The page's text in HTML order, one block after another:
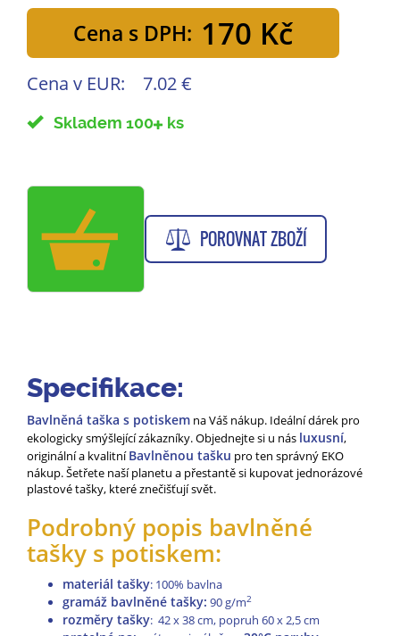
Cena s DPH: 170 Kč
Cena v EUR: 7.02 €
Skladem 100 ks
POROVNAT ZBOŽÍ
Specifikace:
Bavlněná taška s potiskem na Váš nákup. Ideální dárek pro
ekologicky smýšlející zákazníky. Objednejte si u nás luxusní,
originální a kvalitníBavlněnou tašku pro ten správný EKO
nákup. Šetřete naší planetu a přestantě si kupovat jednorázové
plastové tašky, které znečišťují svět.
Podrobný popis bavlněné
tašky s potiskem:
materiál tašky: 100% bavlna
gramáž bavlněné tašky: 90 g/m2
rozměry tašky: 42 x 38 cm, popruh 60 x 2,5 cm